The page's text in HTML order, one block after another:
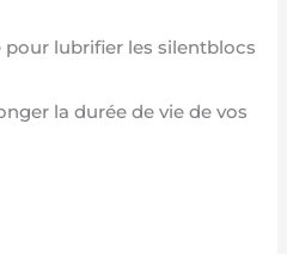
pour lubrifier les silentblocs
la durée de vie de vos